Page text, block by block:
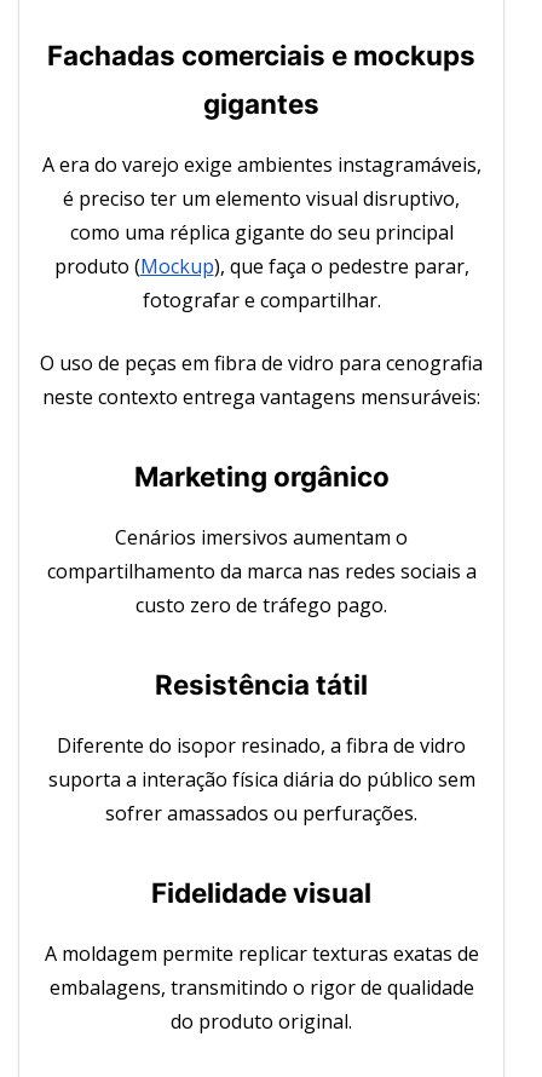
Fachadas comerciais e mockups
gigantes
A era do varejo exige ambientes instagramáveis,
é preciso ter um elemento visual disruptivo,
como uma réplica gigante do seu principal
produto (Mockup), que faça o pedestre parar,
fotografar e compartilhar.
O uso de peças em fibra de vidro para cenografia
neste contexto entrega vantagens mensuráveis:
Marketing orgânico
Cenários imersivos aumentam o
compartilhamento da marca nas redes sociais a
custo zero de tráfego pago.
Resistência tátil
Diferente do isopor resinado, a fibra de vidro
suporta a interação física diária do público sem
sofrer amassados ou perfurações.
Fidelidade visual
A moldagem permite replicar texturas exatas de
embalagens, transmitindo o rigor de qualidade
do produto original.